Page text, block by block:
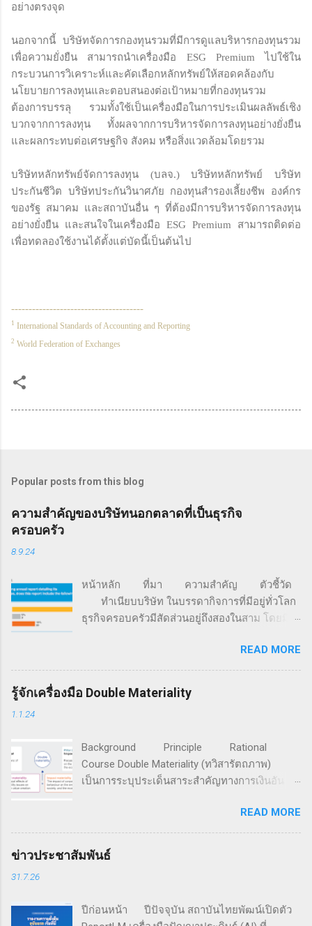
อย่างตรงจุด
นอกจากนี้ บริษัทจัดการกองทุนรวมที่มีการดูแลบริหารกองทุนรวม
เพื่อความยั่งยืน สามารถนำเครื่องมือ ESG Premium ไปใช้ใน
กระบวนการวิเคราะห์และคัดเลือกหลักทรัพย์ให้สอดคล้องกับ
นโยบายการลงทุนและตอบสนองต่อเป้าหมายที่กองทุนรวม
ต้องการบรรลุ รวมทั้งใช้เป็นเครื่องมือในการประเมินผลลัพธ์เชิง
บวกจากการลงทุน ทั้งผลจากการบริหารจัดการลงทุนอย่างยั่งยืน
และผลกระทบต่อเศรษฐกิจ สังคม หรือสิ่งแวดล้อมโดยรวม
บริษัทหลักทรัพย์จัดการลงทุน (บลจ.) บริษัทหลักทรัพย์ บริษัท
ประกันชีวิต บริษัทประกันวินาศภัย กองทุนสำรองเลี้ยงชีพ องค์กร
ของรัฐ สมาคม และสถาบันอื่น ๆ ที่ต้องมีการบริหารจัดการลงทุน
อย่างยั่งยืน และสนใจในเครื่องมือ ESG Premium สามารถติดต่อ
เพื่อทดลองใช้งานได้ตั้งแต่บัดนี้เป็นต้นไป
--------------------------------------
1 International Standards of Accounting and Reporting
2 World Federation of Exchanges
Popular posts from this blog
ความสำคัญของบริษัทนอกตลาดที่เป็นธุรกิจ
ครอบครัว
8.9.24
หน้าหลัก ที่มา ความสำคัญ ตัวชี้วัด
ทำเนียบบริษัท ในบรรดากิจการที่มีอยู่ทั่วโลก
ธุรกิจครอบครัวมีสัดส่วนอยู่ถึงสองในสาม โดยมี
สัดส่วนการจ้างงานอยู่ราว 60% นอกจากนี้ 85%
ของธุรกิจสตาร์ตอัปทั่วโลก ถูกก่อตั้งขึ้นด้วยเงิน
จากครอบครัว (ที่มา: FFI Global Data Points) จาก
ข้อมูลการสำรวจของ Family Business Network
ใน 65 ประเทศทั่วโลก ระบุว่า แม้กิจการครอบครัว
จะให้ความสำคัญเพิ่มขึ้นกับประเด็นสิ่งแวดล้อม
สังคม และธรรมาภิบาล (ESG) แต่เกือบ 60% ของ
จัดทำรายงานประจำปี โดย 16% ของกิจการที่ถูก
สำรวจ มีการเปิดเผยตัวเลขการดำเนินงานตามตัว
ชี้วัดทางสังคมและสิ่งแวดล้อมต่อสาธารณะ และมี
คร...
READ MORE
รู้จักเครื่องมือ Double Materiality
1.1.24
Background Principle Rational
Course Double Materiality (ทวิสารัตถภาพ)
เป็นการระบุประเด็นสาระสำคัญทางการเงินอัน
กิจการ และประเด็นสาระสำคัญของผลกระทบอัน
เกิดจากการกระทำขององค์กรที่มีต่อเศรษฐกิจ
สังคม และสิ่งแวดล้อม สำหรับนำไปใช้ดำเนินการ
ซึ่งเป็นการค้นหาและระบุประเด็นความยั่งยืนที่
READ MORE
ข่าวประชาสัมพันธ์
31.7.26
ปีก่อนหน้า ปีปัจจุบัน สถาบันไทยพัฒน์เปิดตัว